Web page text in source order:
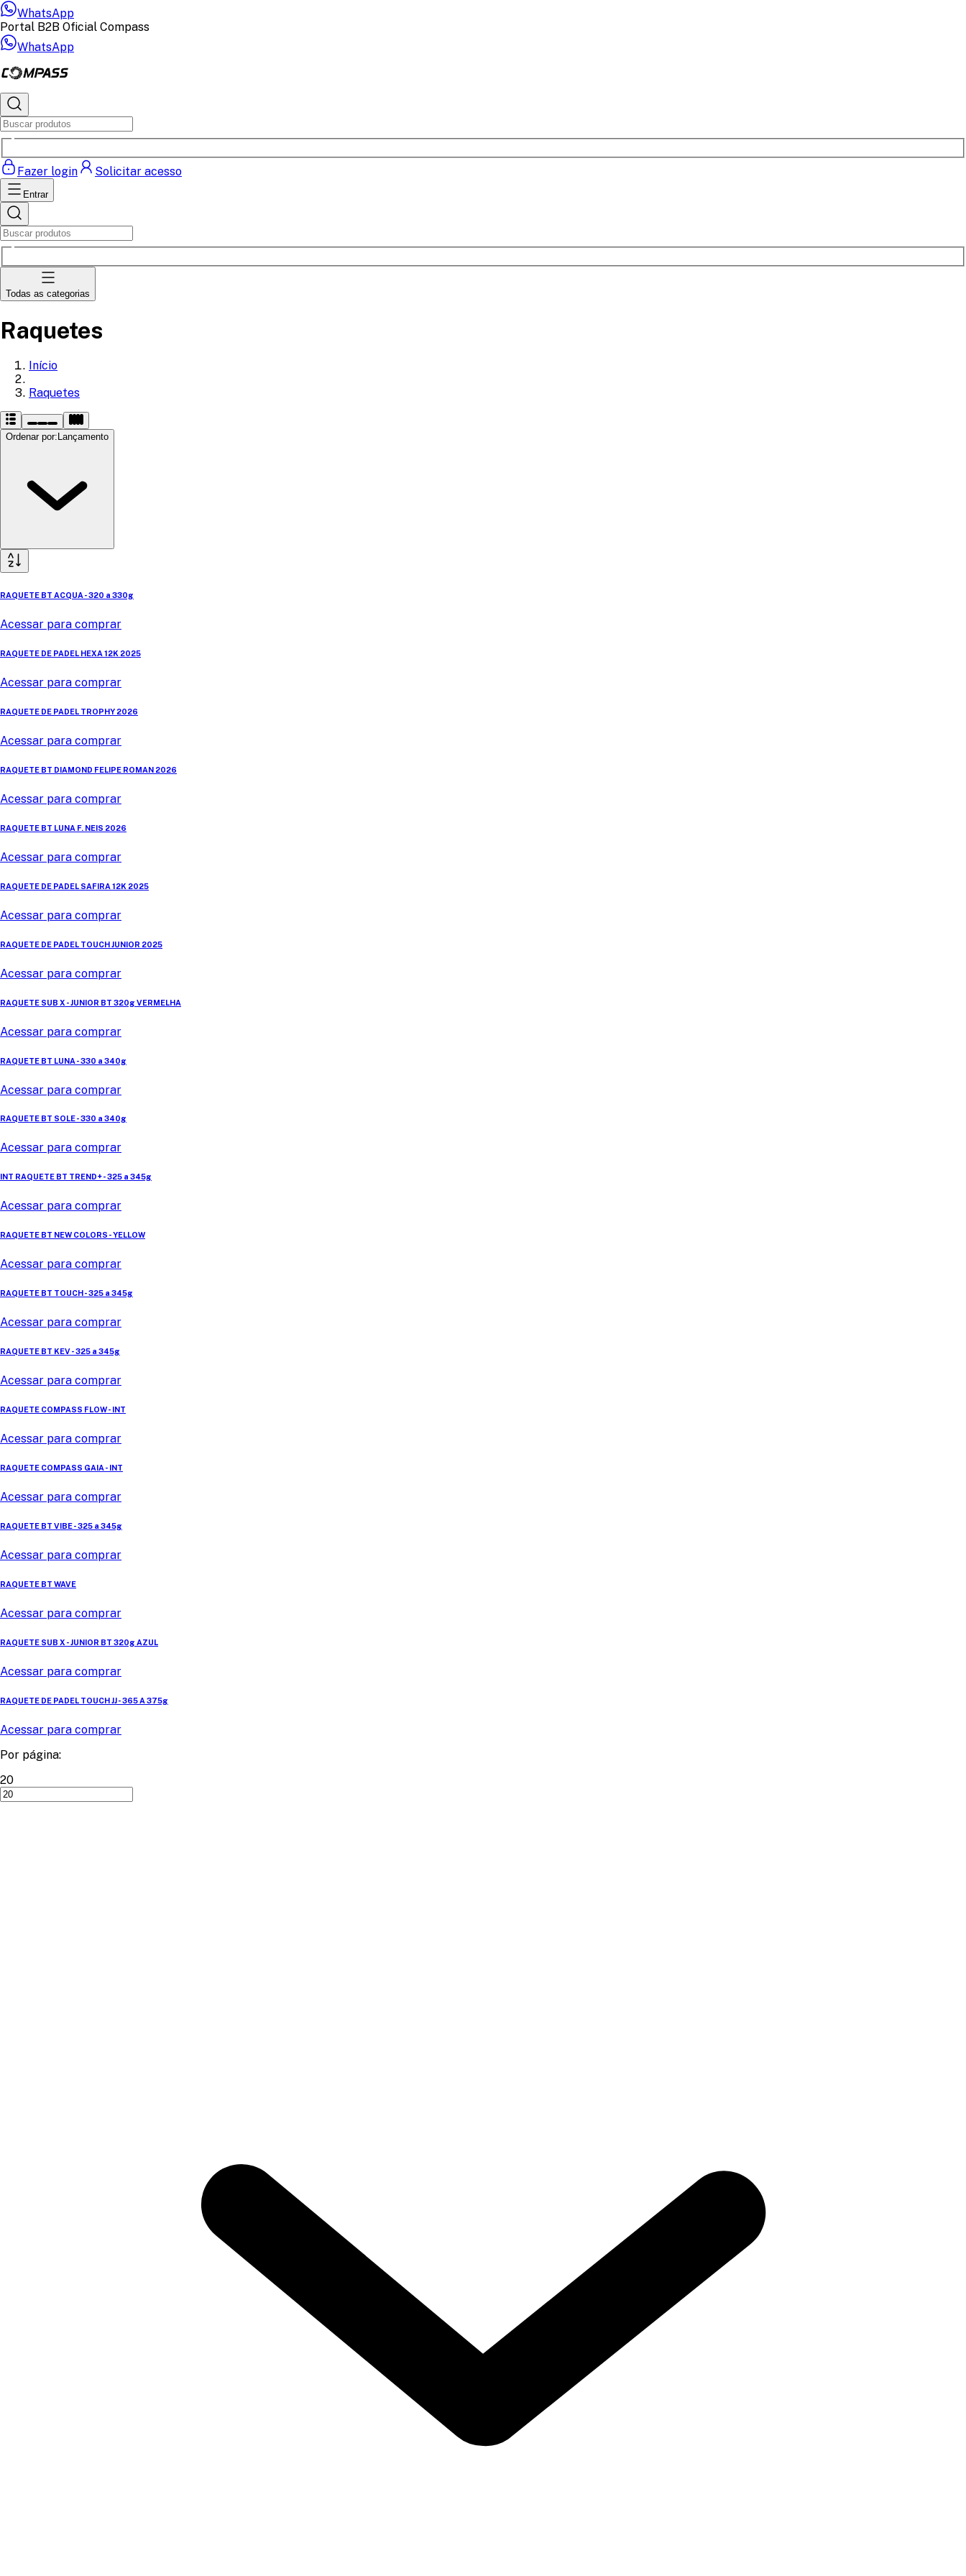
WhatsApp
Portal B2B Oficial Compass
WhatsApp
Fazer login Solicitar acesso
Entrar
Todas as categorias
Raquetes
Início
Raquetes
Ordenar por: Lançamento
RAQUETE BT ACQUA - 320 a 330g
Acessar para comprar
RAQUETE DE PADEL HEXA 12K 2025
Acessar para comprar
RAQUETE DE PADEL TROPHY 2026
Acessar para comprar
RAQUETE BT DIAMOND FELIPE ROMAN 2026
Acessar para comprar
RAQUETE BT LUNA F. NEIS 2026
Acessar para comprar
RAQUETE DE PADEL SAFIRA 12K 2025
Acessar para comprar
RAQUETE DE PADEL TOUCH JUNIOR 2025
Acessar para comprar
RAQUETE SUB X - JUNIOR BT 320g VERMELHA
Acessar para comprar
RAQUETE BT LUNA - 330 a 340g
Acessar para comprar
RAQUETE BT SOLE - 330 a 340g
Acessar para comprar
INT RAQUETE BT TREND+ - 325 a 345g
Acessar para comprar
RAQUETE BT NEW COLORS - YELLOW
Acessar para comprar
RAQUETE BT TOUCH - 325 a 345g
Acessar para comprar
RAQUETE BT KEV - 325 a 345g
Acessar para comprar
RAQUETE COMPASS FLOW - INT
Acessar para comprar
RAQUETE COMPASS GAIA - INT
Acessar para comprar
RAQUETE BT VIBE - 325 a 345g
Acessar para comprar
RAQUETE BT WAVE
Acessar para comprar
RAQUETE SUB X - JUNIOR BT 320g AZUL
Acessar para comprar
RAQUETE DE PADEL TOUCH JJ - 365 A 375g
Acessar para comprar
Por página:
20